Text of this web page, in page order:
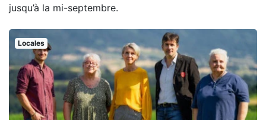
jusqu’à la mi-septembre.
Locales